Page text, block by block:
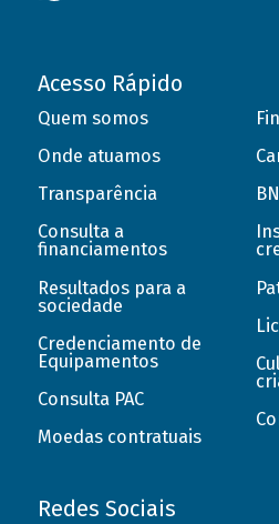
Acesso Rápido
Quem somos
Onde atuamos
Transparência
Consulta a
financiamentos
Resultados para a
sociedade
Credenciamento de
Equipamentos
Consulta PAC
Moedas contratuais
Redes Sociais